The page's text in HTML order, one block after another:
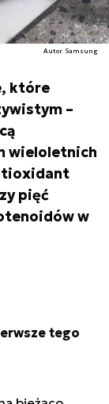
Autor. Samsung
które
–
wieloletnich
pięć
w
tego